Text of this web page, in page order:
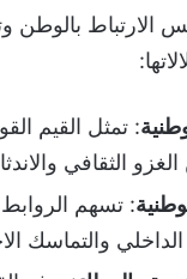
الارتباط بالوطن
: تمثل القيم
الثقافي
: تسهم
والتماسك